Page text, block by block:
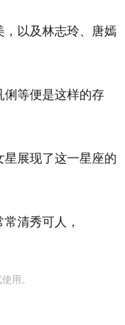
以及林志玲、唐嫣
俐等便是这样的存
展现了这一星座的
清秀可人，
用。